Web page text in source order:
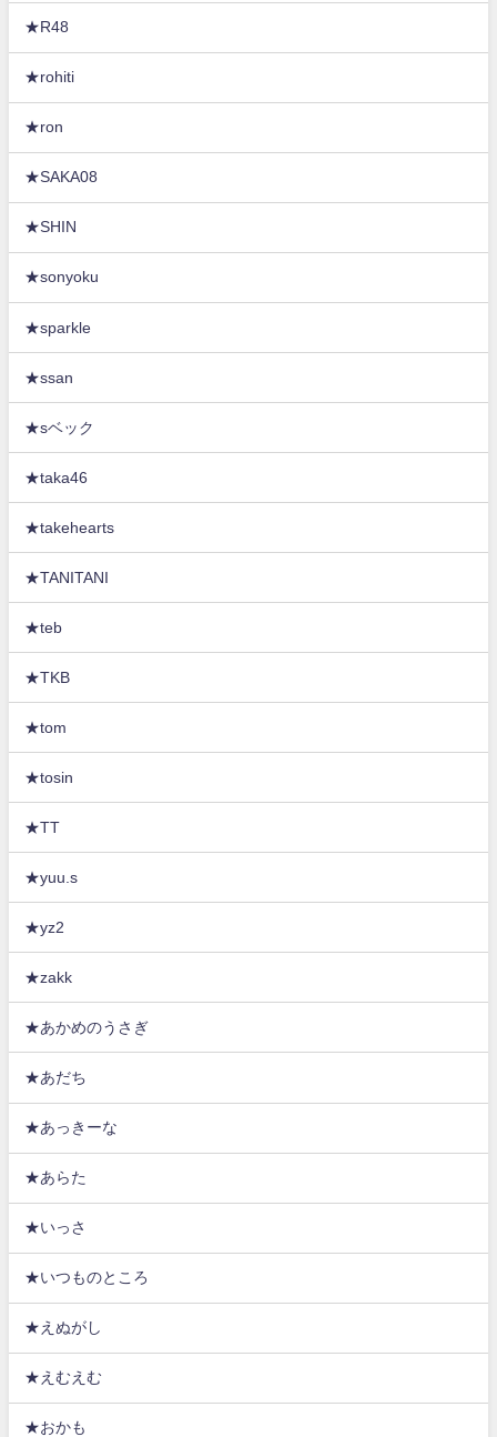
★R48
★rohiti
★ron
★SAKA08
★SHIN
★sonyoku
★sparkle
★ssan
★sベック
★taka46
★takehearts
★TANITANI
★teb
★TKB
★tom
★tosin
★TT
★yuu.s
★yz2
★zakk
★あかめのうさぎ
★あだち
★あっきーな
★あらた
★いっさ
★いつものところ
★えぬがし
★えむえむ
★おかも